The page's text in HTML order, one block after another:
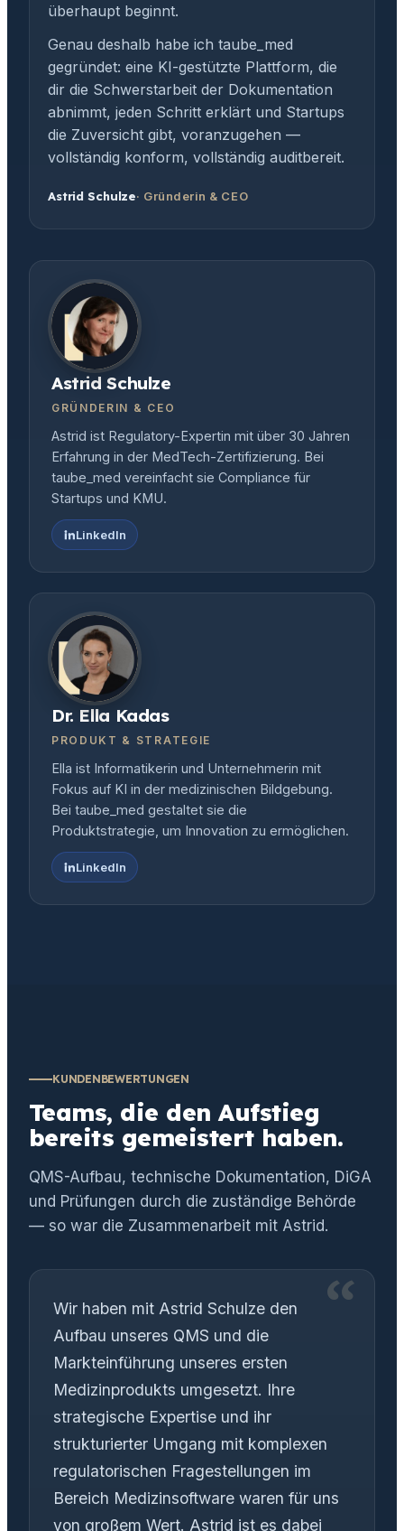
überhaupt beginnt.
Genau deshalb habe ich taube_med
gegründet: eine KI-gestützte Plattform, die
dir die Schwerstarbeit der Dokumentation
abnimmt, jeden Schritt erklärt und Startups
die Zuversicht gibt, voranzugehen —
vollständig konform, vollständig auditbereit.
Astrid Schulze· Gründerin & CEO
Astrid Schulze
GRÜNDERIN & CEO
Astrid ist Regulatory-Expertin mit über 30 Jahren
Erfahrung in der MedTech-Zertifizierung. Bei
taube_med vereinfacht sie Compliance für
Startups und KMU.
LinkedIn
Dr. Ella Kadas
PRODUKT & STRATEGIE
Ella ist Informatikerin und Unternehmerin mit
Fokus auf KI in der medizinischen Bildgebung.
Bei taube_med gestaltet sie die
Produktstrategie, um Innovation zu ermöglichen.
LinkedIn
KUNDENBEWERTUNGEN
Teams, die den Aufstieg
bereits gemeistert haben.
QMS-Aufbau, technische Dokumentation, DiGA
und Prüfungen durch die zuständige Behörde
— so war die Zusammenarbeit mit Astrid.
Wir haben mit Astrid Schulze den
Aufbau unseres QMS und die
Markteinführung unseres ersten
Medizinprodukts umgesetzt. Ihre
strategische Expertise und ihr
strukturierter Umgang mit komplexen
regulatorischen Fragestellungen im
Bereich Medizinsoftware waren für uns
von großem Wert. Astrid ist es dabei